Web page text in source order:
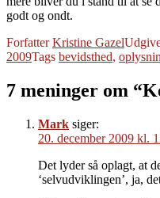
godt og ondt.
ForfatterKristine Gazel
2009Tags bevidsthed,
7 meninger om
Mark siger:
20. december 2009 kl.
Det lyder så oplagt, at
‘selvudviklingen’, ja,